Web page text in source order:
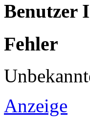
Benutzer
Fehler
Anzeige